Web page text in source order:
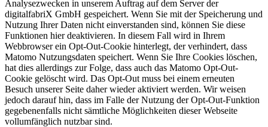
Analysezwecken in unserem Auftrag auf dem Server der
digitalfabriX GmbH gespeichert. Wenn Sie mit der Speicherung und
Nutzung Ihrer Daten nicht einverstanden sind, können Sie diese
Funktionen hier deaktivieren. In diesem Fall wird in Ihrem
Webbrowser ein Opt-Out-Cookie hinterlegt, der verhindert, dass
Matomo Nutzungsdaten speichert. Wenn Sie Ihre Cookies löschen,
hat dies allerdings zur Folge, dass auch das Matomo Opt-Out-
Cookie gelöscht wird. Das Opt-Out muss bei einem erneuten
Besuch unserer Seite daher wieder aktiviert werden. Wir weisen
jedoch darauf hin, dass im Falle der Nutzung der Opt-Out-Funktion
gegebenenfalls nicht sämtliche Möglichkeiten dieser Webseite
vollumfänglich nutzbar sind.